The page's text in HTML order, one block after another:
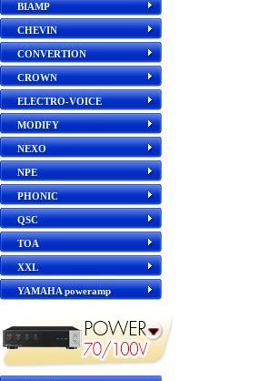
BIAMP
CHEVIN
CONVERTION
CROWN
ELECTRO-VOICE
MODIFY
NEXO
NPE
PHONIC
QSC
TOA
XXL
YAMAHA poweramp